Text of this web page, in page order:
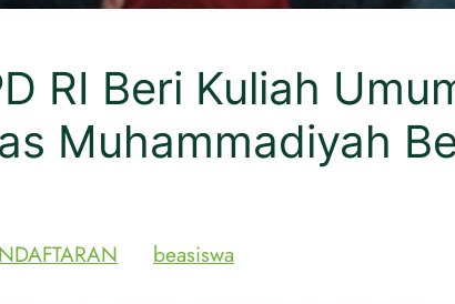
RI Beri Kuliah
Muhammadiyah
beasiswa